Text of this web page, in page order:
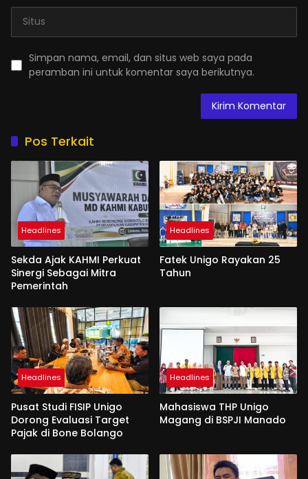
Simpan nama, email, dan situs web saya pada
peramban ini untuk komentar saya berikutnya.
Pos Terkait
Headlines
Sekda Ajak KAHMI Perkuat
Sinergi Sebagai Mitra
Pemerintah
Headlines
Fatek Unigo Rayakan 25
Tahun
Headlines
Pusat Studi FISIP Unigo
Dorong Evaluasi Target
Pajak di Bone Bolango
Headlines
Mahasiswa THP Unigo
Magang di BSPJI Manado